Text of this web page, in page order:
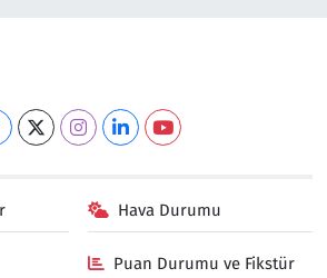
Hava Durumu
Puan Durumu ve Fikstür